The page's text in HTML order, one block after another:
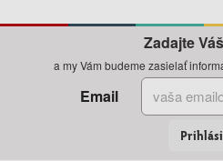
Zadajte
a my Vám budeme zasielať
Email